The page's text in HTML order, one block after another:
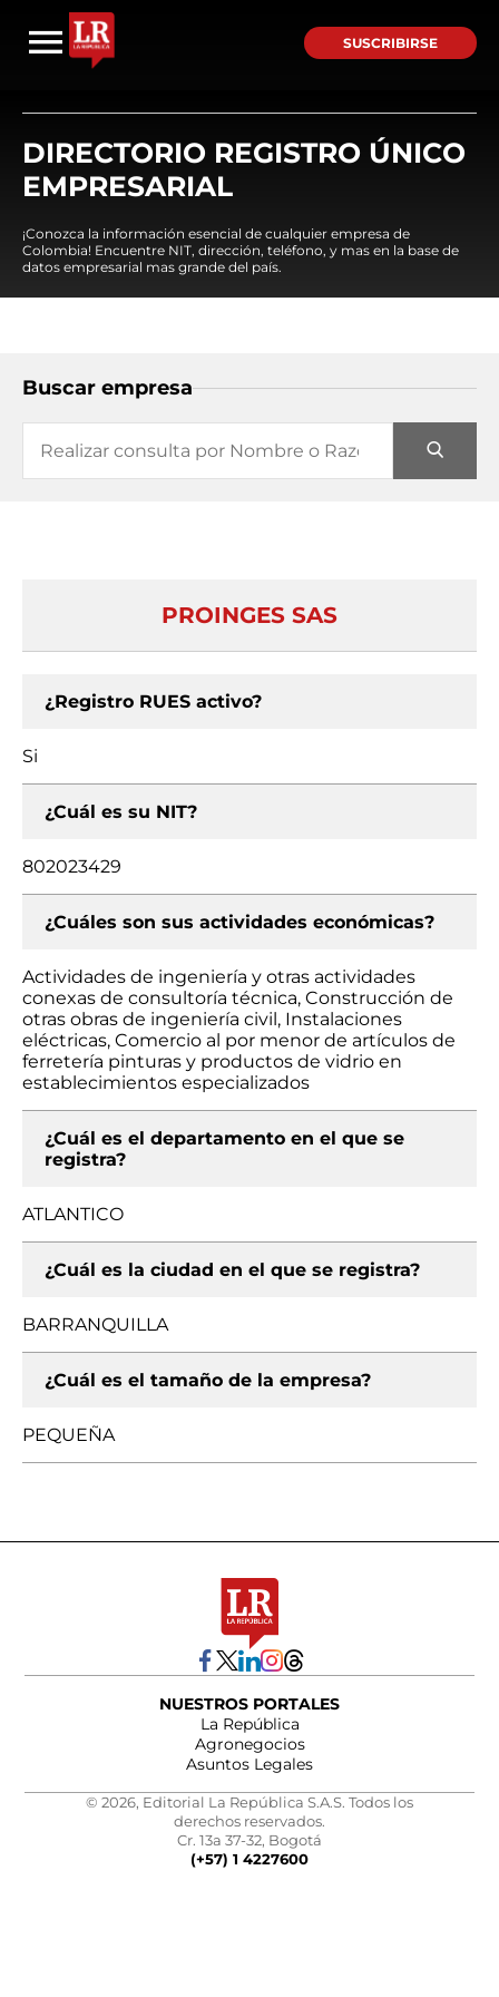
SUSCRIBIRSE
DIRECTORIO REGISTRO ÚNICO
EMPRESARIAL
¡Conozca la información esencial de cualquier empresa de
Colombia! Encuentre NIT, dirección, teléfono, y mas en la base de
datos empresarial mas grande del país.
Buscar empresa
PROINGES SAS
¿Registro RUES activo?
Si
¿Cuál es su NIT?
802023429
¿Cuáles son sus actividades económicas?
Actividades de ingeniería y otras actividades
conexas de consultoría técnica, Construcción de
otras obras de ingeniería civil, Instalaciones
eléctricas, Comercio al por menor de artículos de
ferretería pinturas y productos de vidrio en
establecimientos especializados
¿Cuál es el departamento en el que se
registra?
ATLANTICO
¿Cuál es la ciudad en el que se registra?
BARRANQUILLA
¿Cuál es el tamaño de la empresa?
PEQUEÑA
NUESTROS PORTALES
La República
Agronegocios
Asuntos Legales
© 2026, Editorial La República S.A.S. Todos los
derechos reservados.
Cr. 13a 37-32, Bogotá
(+57) 1 4227600